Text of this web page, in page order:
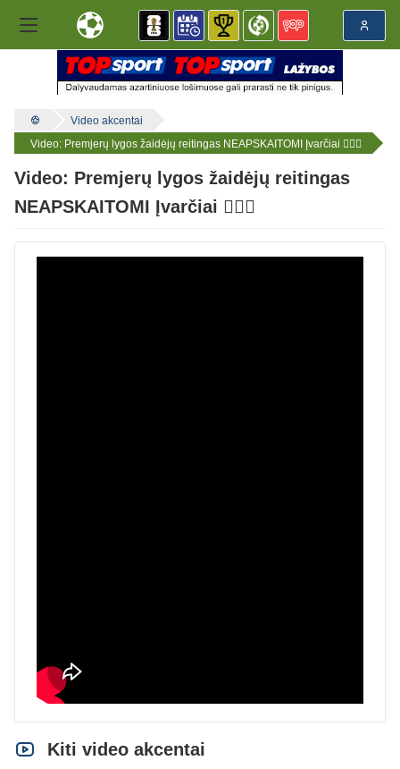
Video akcentai
Video: Premjerų lygos žaidėjų reitingas NEAPSKAITOMI Įvarčiai 😮‍💨🚀
Video: Premjerų lygos žaidėjų reitingas
NEAPSKAITOMI Įvarčiai 😮‍💨🚀
Kiti video akcentai